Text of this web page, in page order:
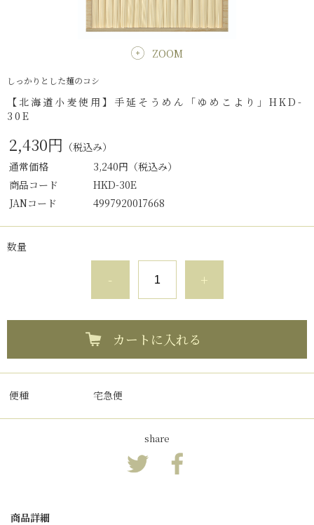
ZOOM
しっかりとした麺のコシ
【北海道小麦使用】手延そうめん「ゆめこより」HKD-
30E
2,430円 （税込み）
通常価格
3,240円 （税込み）
商品コード
HKD-30E
JANコード
4997920017668
数量
- +
カートに入れる
便種 宅急便
share
商品詳細